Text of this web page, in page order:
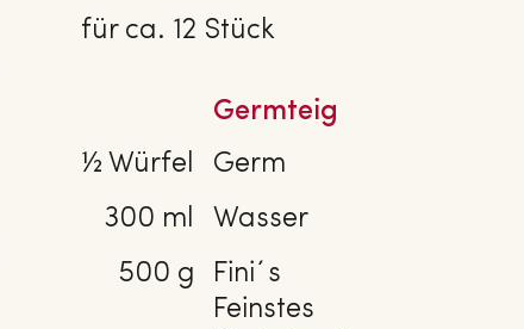
für ca. 12 Stück
Germteig
½ Würfel
Germ
300 ml
Wasser
500 g
Fini´s
Feinstes